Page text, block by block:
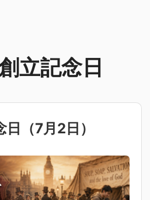
立記念日
日（7月2日 ）